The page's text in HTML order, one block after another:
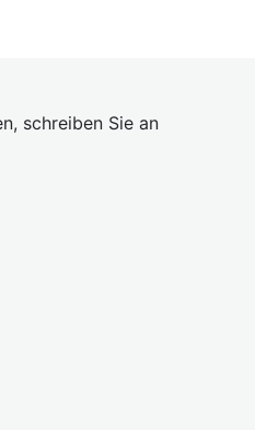
schreiben Sie an